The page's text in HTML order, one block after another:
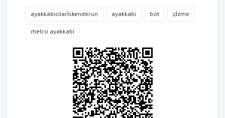
ayakkabicilari̇skenderun ayakkabi bot çi̇zme
metro ayakkabi